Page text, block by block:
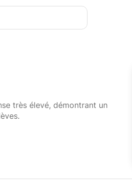
très élevé, démontrant un